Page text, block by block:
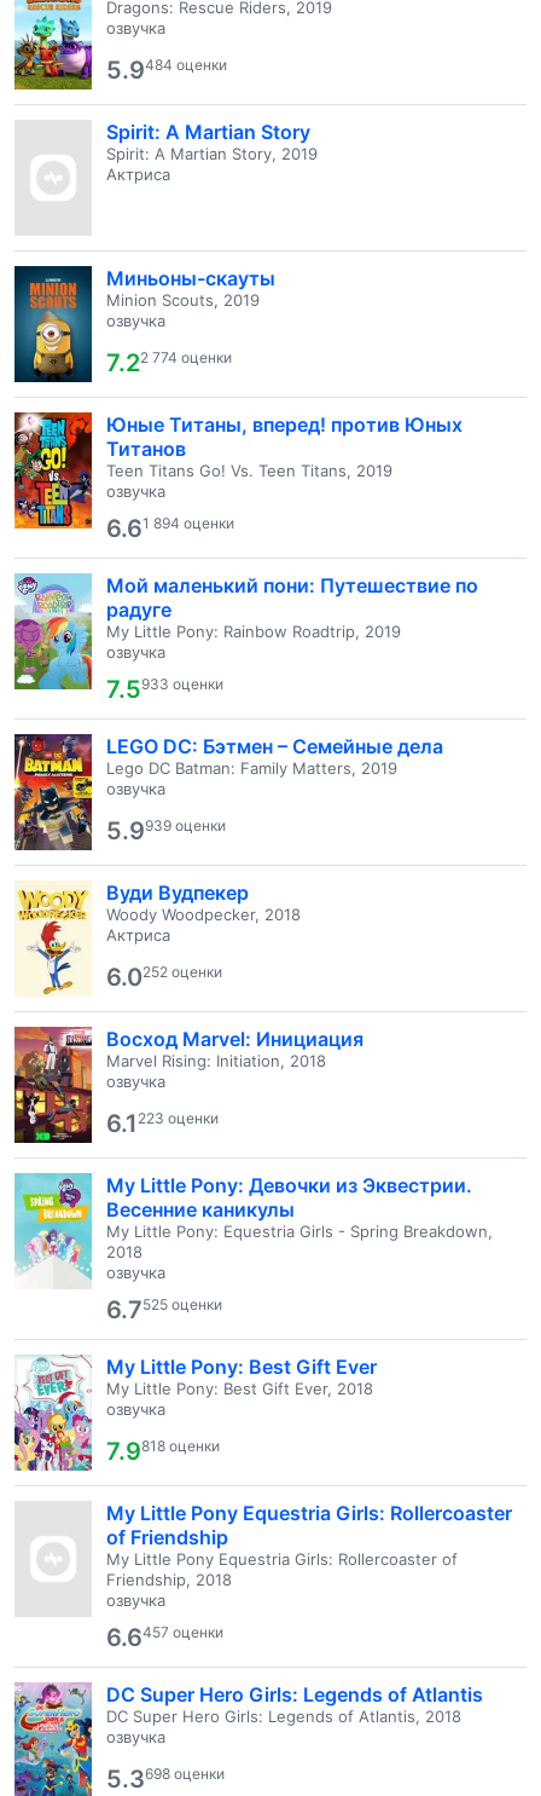
Dragons: Rescue Riders, 2019
озвучка
5.9484 оценки
Spirit: A Martian Story
Spirit: A Martian Story, 2019
Актриса
Миньоны-скауты
Minion Scouts, 2019
озвучка
7.22 774 оценки
Юные Титаны, вперед! против Юных
Титанов
Teen Titans Go! Vs. Teen Titans, 2019
озвучка
6.61 894 оценки
Мой маленький пони: Путешествие по
радуге
My Little Pony: Rainbow Roadtrip, 2019
озвучка
7.5933 оценки
LEGO DC: Бэтмен – Семейные дела
Lego DC Batman: Family Matters, 2019
озвучка
5.9939 оценки
Вуди Вудпекер
Woody Woodpecker, 2018
Актриса
6.0252 оценки
Восход Marvel: Инициация
Marvel Rising: Initiation, 2018
озвучка
6.1 223 оценки
My Little Pony: Девочки из Эквестрии.
Весенние каникулы
My Little Pony: Equestria Girls - Spring Breakdown,
2018
озвучка
6.7525 оценки
My Little Pony: Best Gift Ever
My Little Pony: Best Gift Ever, 2018
озвучка
7.9818 оценки
My Little Pony Equestria Girls: Rollercoaster
of Friendship
My Little Pony Equestria Girls: Rollercoaster of
Friendship, 2018
озвучка
6.6457 оценки
DC Super Hero Girls: Legends of Atlantis
DC Super Hero Girls: Legends of Atlantis, 2018
озвучка
5.3698 оценки